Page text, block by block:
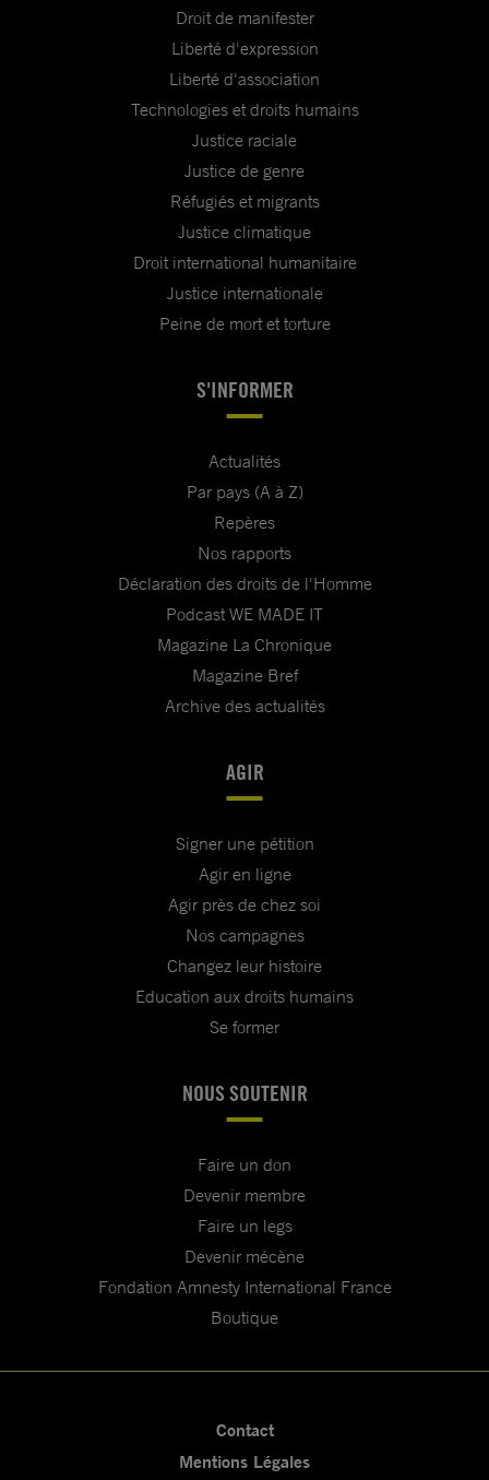
Droit de manifester
Liberté d'expression
Liberté d'association
Technologies et droits humains
Justice raciale
Justice de genre
Réfugiés et migrants
Justice climatique
Droit international humanitaire
Justice internationale
Peine de mort et torture
S'INFORMER
Actualités
Par pays (A à Z)
Repères
Nos rapports
Déclaration des droits de l'Homme
Podcast WE MADE IT
Magazine La Chronique
Magazine Bref
Archive des actualités
AGIR
Signer une pétition
Agir en ligne
Agir près de chez soi
Nos campagnes
Changez leur histoire
Education aux droits humains
Se former
NOUS SOUTENIR
Faire un don
Devenir membre
Faire un legs
Devenir mécène
Fondation Amnesty International France
Boutique
Contact
Mentions Légales